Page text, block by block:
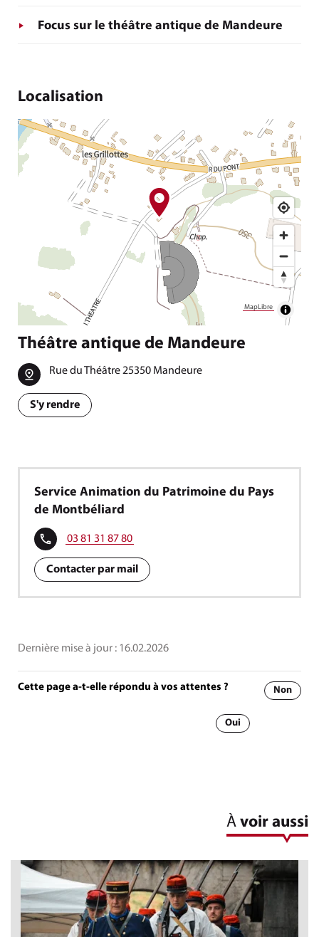
Focus sur le théâtre antique de Mandeure
Localisation
MapLibre
Théâtre antique de Mandeure
Rue du Théâtre 25350 Mandeure
S'y rendre
Service Animation du Patrimoine du Pays
de Montbéliard
03 81 31 87 80
Contacter par mail
Dernière mise à jour : 16.02.2026
Cette page a-t-elle répondu à vos attentes ? Non
Oui
À voir aussi